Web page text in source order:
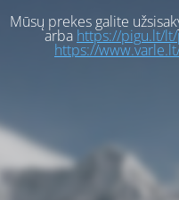
Mūsų prekes galite
arba https://pigu.lt/
https://